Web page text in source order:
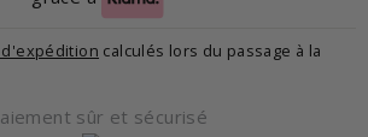
d'expédition calculés lors du passage à la
sûr et sécurisé